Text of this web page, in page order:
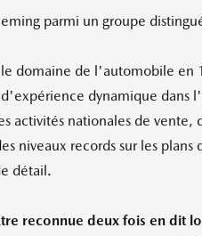
parmi un groupe
domaine de l'automobile
dynamique dans
activités nationales de
niveaux records sur les
détail.
reconnue deux fois en dit